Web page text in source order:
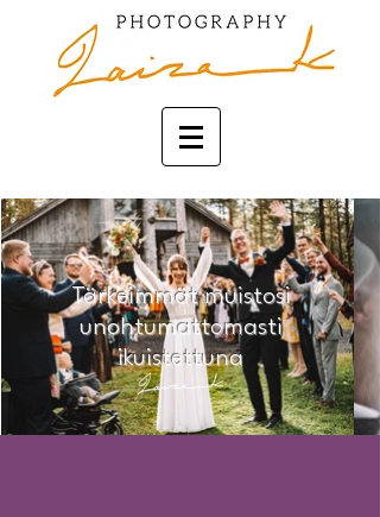
Tärkeimmät muistosi
unohtumattomasti
ikuistettuna